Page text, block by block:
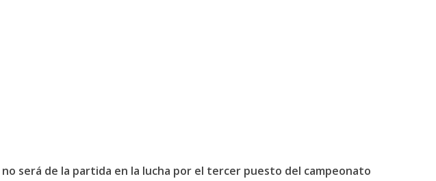
no será de la partida en la lucha por el tercer puesto del campeonato